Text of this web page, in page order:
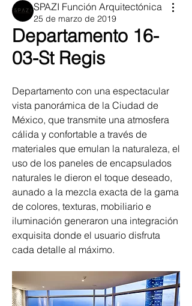
SPAZI Función Arquitectónica
25 de marzo de 2019
Departamento 16-
03-St Regis
Departamento con una espectacular
vista panorámica de la Ciudad de
México, que transmite una atmosfera
cálida y confortable a través de
materiales que emulan la naturaleza, el
uso de los paneles de encapsulados
naturales le dieron el toque deseado,
aunado a la mezcla exacta de la gama
de colores, texturas, mobiliario e
iluminación generaron una integración
exquisita donde el usuario disfruta
cada detalle al máximo.